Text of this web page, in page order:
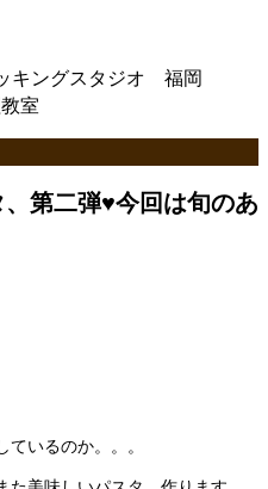
第二弾♥今回は旬のあ
いるのか。。。